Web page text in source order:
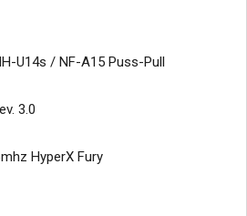
U14s / NF-A15 Puss-Pull
3.0
HyperX Fury